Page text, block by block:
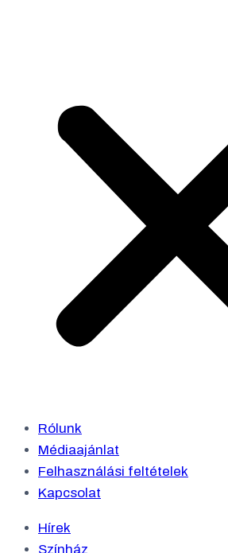
Rólunk
Médiaajánlat
Felhasználási feltételek
Kapcsolat
Hírek
Színház